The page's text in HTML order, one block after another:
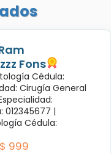
Fons
Cédula:
Cirugía General
012345677 |
Cédula:
$ 999